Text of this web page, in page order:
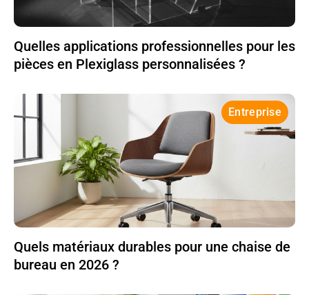
Quelles applications professionnelles pour les
pièces en Plexiglass personnalisées ?
Entreprise
Quels matériaux durables pour une chaise de
bureau en 2026 ?